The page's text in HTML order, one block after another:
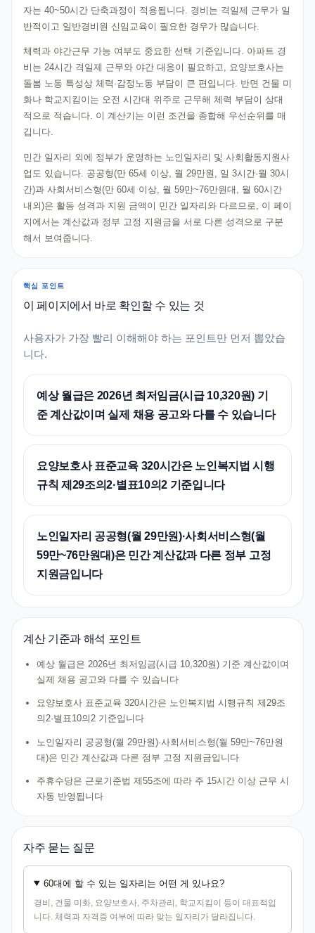
자는 40~50시간 단축과정이 적용됩니다. 경비는 격일제 근무가 일
반적이고 일반경비원 신임교육이 필요한 경우가 많습니다.
체력과 야간근무 가능 여부도 중요한 선택 기준입니다. 아파트 경
비는 24시간 격일제 근무와 야간 대응이 필요하고, 요양보호사는
돌봄 노동 특성상 체력·감정노동 부담이 큰 편입니다. 반면 건물 미
화나 학교지킴이는 오전 시간대 위주로 근무해 체력 부담이 상대
적으로 적습니다. 이 계산기는 이런 조건을 종합해 우선순위를 매
깁니다.
민간 일자리 외에 정부가 운영하는 노인일자리 및 사회활동지원사
업도 있습니다. 공공형(만 65세 이상, 월 29만원, 일 3시간·월 30시
간)과 사회서비스형(만 60세 이상, 월 59만~76만원대, 월 60시간
내외)은 활동 성격과 지원 금액이 민간 일자리와 다르므로, 이 페이
지에서는 계산값과 정부 고정 지원금을 서로 다른 성격으로 구분
해서 보여줍니다.
핵심 포인트
이 페이지에서 바로 확인할 수 있는 것
사용자가 가장 빨리 이해해야 하는 포인트만 먼저 뽑았습
니다.
예상 월급은 2026년 최저임금(시급 10,320원) 기
준 계산값이며 실제 채용 공고와 다를 수 있습니다
요양보호사 표준교육 320시간은 노인복지법 시행
규칙 제29조의2·별표10의2 기준입니다
노인일자리 공공형(월 29만원)·사회서비스형(월
59만~76만원대)은 민간 계산값과 다른 정부 고정
지원금입니다
계산 기준과 해석 포인트
예상 월급은 2026년 최저임금(시급 10,320원) 기준 계산값이며
실제 채용 공고와 다를 수 있습니다
요양보호사 표준교육 320시간은 노인복지법 시행규칙 제29조
의2·별표10의2 기준입니다
노인일자리 공공형(월 29만원)·사회서비스형(월 59만~76만원
대)은 민간 계산값과 다른 정부 고정 지원금입니다
주휴수당은 근로기준법 제55조에 따라 주 15시간 이상 근무 시
자동 반영됩니다
자주 묻는 질문
60대에 할 수 있는 일자리는 어떤 게 있나요?
경비, 건물 미화, 요양보호사, 주차관리, 학교지킴이 등이 대표적입
니다. 체력과 자격증 여부에 따라 맞는 일자리가 달라집니다.